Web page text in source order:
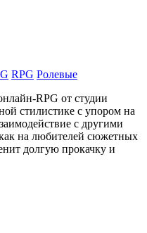
RPG Ролевые
RPG от студии
стилистике с упором на
с другими
на любителей сюжетных
долгую прокачку и